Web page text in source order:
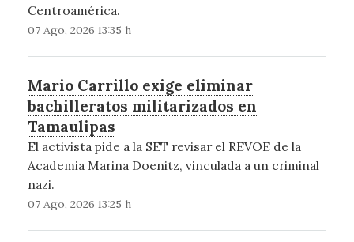
Centroamérica.
07 Ago, 2026 13:35 h
Mario Carrillo exige eliminar
bachilleratos militarizados en
Tamaulipas
El activista pide a la SET revisar el REVOE de la
Academia Marina Doenitz, vinculada a un criminal
nazi.
07 Ago, 2026 13:25 h